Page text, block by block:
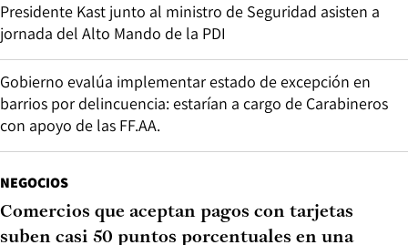
Presidente Kast junto al ministro de Seguridad asisten a
jornada del Alto Mando de la PDI
Gobierno evalúa implementar estado de excepción en
barrios por delincuencia: estarían a cargo de Carabineros
con apoyo de las FF.AA.
NEGOCIOS
Comercios que aceptan pagos con tarjetas
suben casi 50 puntos porcentuales en una